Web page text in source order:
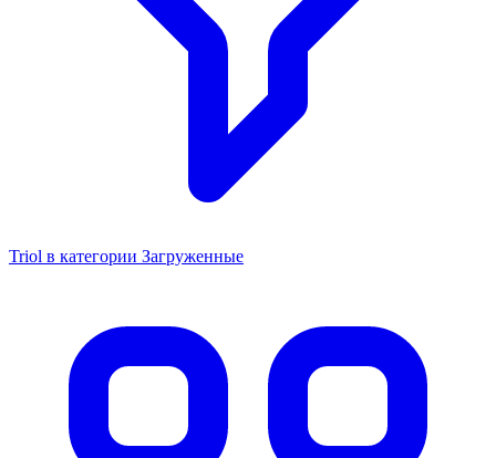
Triol в категории Загруженные